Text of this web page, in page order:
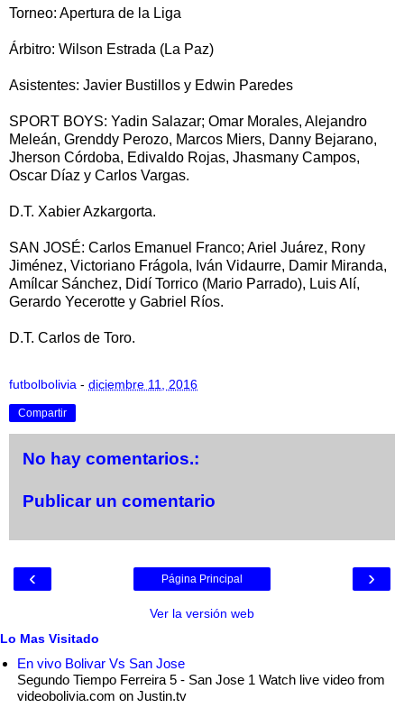
Torneo: Apertura de la Liga
Árbitro: Wilson Estrada (La Paz)
Asistentes: Javier Bustillos y Edwin Paredes
SPORT BOYS: Yadin Salazar; Omar Morales, Alejandro
Meleán, Grenddy Perozo, Marcos Miers, Danny Bejarano,
Jherson Córdoba, Edivaldo Rojas, Jhasmany Campos,
Oscar Díaz y Carlos Vargas.
D.T. Xabier Azkargorta.
SAN JOSÉ: Carlos Emanuel Franco; Ariel Juárez, Rony
Jiménez, Victoriano Frágola, Iván Vidaurre, Damir Miranda,
Amílcar Sánchez, Didí Torrico (Mario Parrado), Luis Alí,
Gerardo Yecerotte y Gabriel Ríos.
D.T. Carlos de Toro.
futbolbolivia - diciembre 11, 2016
Compartir
No hay comentarios.:
Publicar un comentario
‹ ›
Página Principal
Ver la versión web
Lo Mas Visitado
En vivo Bolivar Vs San Jose
Segundo Tiempo Ferreira 5 - San Jose 1 Watch live video from
videobolivia.com on Justin.tv